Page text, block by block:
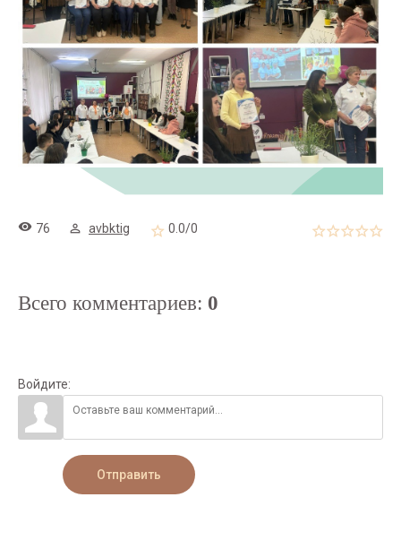
76 avbktig 0.0/0
Всего комментариев: 0
Войдите:
Отправить